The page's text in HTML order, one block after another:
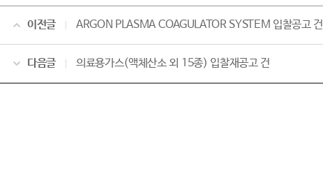
이전글 ARGON PLASMA COAGULATOR SYSTEM 입찰공고 건
다음글 의료용가스(액체산소 외 15종) 입찰재공고 건